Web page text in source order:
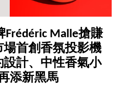
Frédéric Malle搶賺
場首創香氛投影機
計、中性香氣小
添新黑馬